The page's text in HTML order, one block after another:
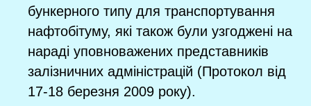
бункерного типу для транспортування
нафтобітуму, які також були узгоджені на
нараді уповноважених представників
залізничних адміністрацій (Протокол від
17-18 березня 2009 року).